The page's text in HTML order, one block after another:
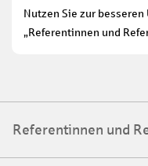
Nutzen Sie zur
„Referentinnen und
Referentinnen und